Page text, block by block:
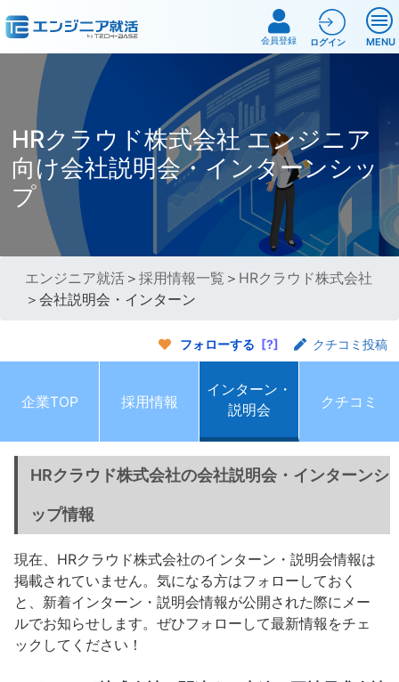
MENU
会員登録 ログイン
HRクラウド株式会社 エンジニア
向け会社説明会・インターンシッ
プ
エンジニア就活 ＞採用情報一覧 ＞ HRクラウド株式会社
＞会社説明会・インターン
フォローする [?] クチコミ投稿
企業TOP 採用情報
インターン・
説明会
クチコミ
HRクラウド株式会社の会社説明会・インターンシ
ップ情報
現在、HRクラウド株式会社のインターン・説明会情報は
掲載されていません。気になる方はフォローしておく
と、新着インターン・説明会情報が公開された際にメー
ルでお知らせします。ぜひフォローして最新情報をチェ
ックしてください！